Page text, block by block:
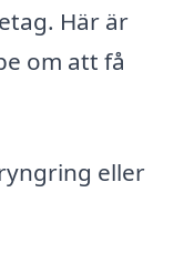
Här är
om att få
eller